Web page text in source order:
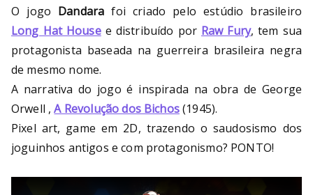
O jogo Dandara foi criado pelo estúdio brasileiro
Long Hat Housee distribuído por Raw Fury, tem sua
protagonista baseada na guerreira brasileira negra
de mesmo nome.
A narrativa do jogo é inspirada na obra de George
Orwell ,A Revolução dos Bichos(1945).
Pixel art, game em 2D, trazendo o saudosismo dos
joguinhos antigos e com protagonismo? PONTO!